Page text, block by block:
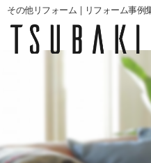
その他リフォーム | リフォーム事例